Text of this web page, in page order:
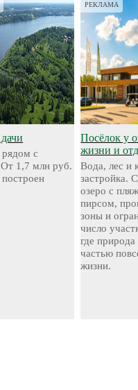
с
1,7 млн руб.
РЕКЛАМА
Посёлок у
жизни и
Вода, лес и
застройка.
озеро с
пирсом,
зоны и
число
где природа
частью
жизни.